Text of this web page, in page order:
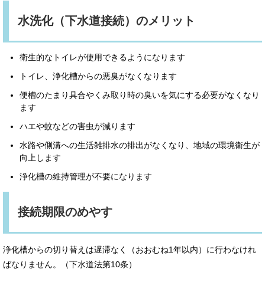
水洗化（下水道接続）のメリット
衛生的なトイレが使用できるようになります
トイレ、浄化槽からの悪臭がなくなります
便槽のたまり具合やくみ取り時の臭いを気にする必要がなくなり
ます
ハエや蚊などの害虫が減ります
水路や側溝への生活雑排水の排出がなくなり、地域の環境衛生が
向上します
浄化槽の維持管理が不要になります
接続期限のめやす
浄化槽からの切り替えは遅滞なく（おおむね1年以内）に行わなけれ
ばなりません。（下水道法第10条）